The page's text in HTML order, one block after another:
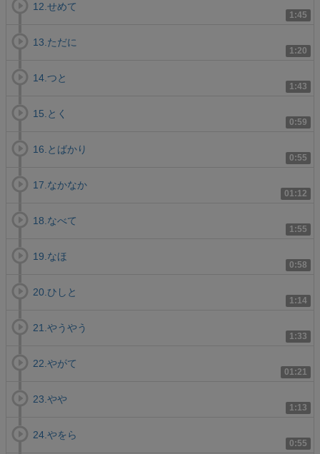
1:45
12.せめて
1:20
13.ただに
1:43
14.つと
0:59
15.とく
0:55
16.とばかり
01:12
17.なかなか
1:55
18.なべて
0:58
19.なほ
1:14
20.ひしと
1:33
21.やうやう
01:21
22.やがて
1:13
23.やや
0:55
24.やをら